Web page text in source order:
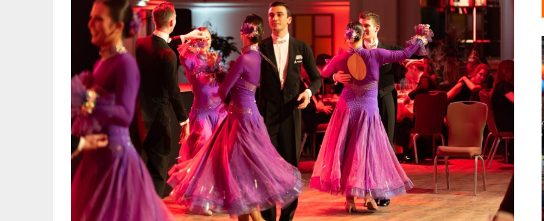
INDUSTRIELLER CHIC: WIE
KUNSTSTOFFFENSTER DEN
LOFT-STIL IN IHREM
EINFAMILIENHAUS
UNTERSTÜTZEN
Die Inspiration des industriellen Chics sind die
Werkshallen des Industriezeitalters. Die Basis für